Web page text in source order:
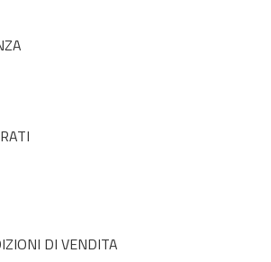
DI VENDITA